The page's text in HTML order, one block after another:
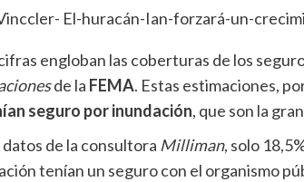
engloban las coberturas de los
de la FEMA. Estas estimaciones,
seguro por inundación, que son la
datos de la consultora Milliman, solo
tenían un seguro con el organismo